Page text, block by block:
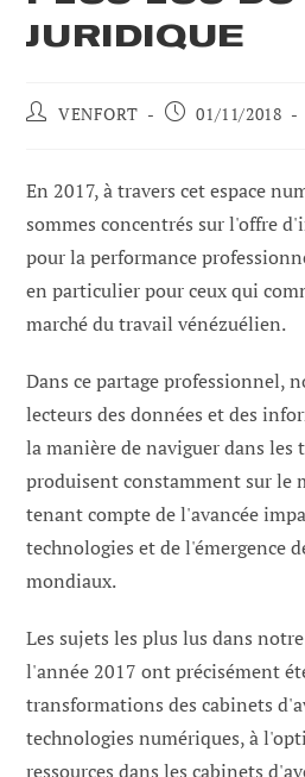
JURIDIQUE
Auteur
publication
:
VENFORT
Poste01/11/2018
En 2017, à travers cet espace
sommes concentrés sur l'offre
pour la performance
en particulier pour ceux qui
marché du travail vénézuélien.
Dans ce partage professionnel,
lecteurs des données et des
la manière de naviguer dans
produisent constamment sur le
tenant compte de l'avancée
technologies et de l'émergence
mondiaux.
Les sujets les plus lus dans
l'année 2017 ont précisément
transformations des cabinets
technologies numériques, à
ressources dans les cabinets